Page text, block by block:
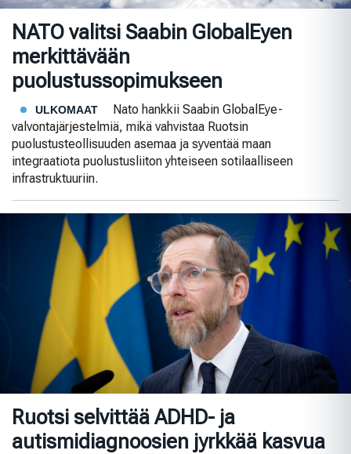
NATO valitsi Saabin GlobalEyen
merkittävään
puolustussopimukseen
ULKOMAAT
Nato hankkii Saabin GlobalEye-
valvontajärjestelmiä, mikä vahvistaa Ruotsin
puolustusteollisuuden asemaa ja syventää maan
integraatiota puolustusliiton yhteiseen sotilaalliseen
infrastruktuuriin.
Ruotsi selvittää ADHD- ja
autismidiagnoosien jyrkkää kasvua